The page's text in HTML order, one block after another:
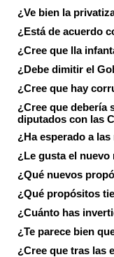
¿Ve bien la
¿Está de acuerdo
¿Cree que lla
¿Debe dimitir el
¿Cree que hay
¿Cree que debería
diputados con las
¿Ha esperado a
¿Le gusta el
¿Qué nuevos
¿Qué propósitos
¿Cuánto has
¿Te parece bien
¿Cree que tras las